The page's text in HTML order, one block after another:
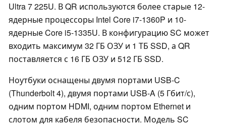
Ultra 7 225U. В QR используются более старые 12-
ядерные процессоры Intel Core i7-1360P и 10-
ядерные Core i5-1335U. В конфигурацию SC может
входить максимум 32 ГБ ОЗУ и 1 ТБ SSD, а QR
поставляется с 16 ГБ ОЗУ и 512 ГБ SSD.
Ноутбуки оснащены двумя портами USB-C
(Thunderbolt 4), двумя портами USB-A (5 Гбит/с),
одним портом HDMI, одним портом Ethernet и
слотом для кабеля безопасности. Модель SC